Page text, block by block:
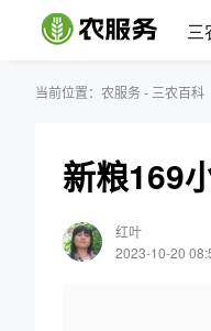
三
当前位置： 农服务- 三农百科
新粮169
红叶
2023-10-20